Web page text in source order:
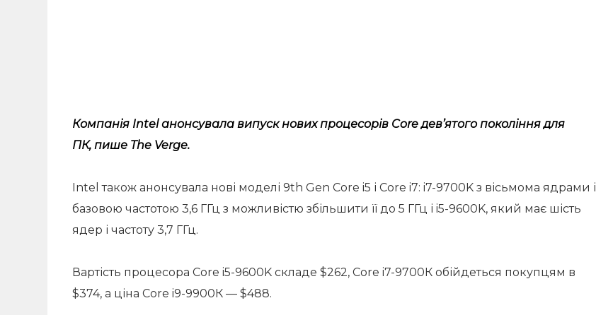
Компанія Intel анонсувала випуск нових процесорів Core дев’ятого покоління для
ПК, пише The Verge.
Intel також анонсувала нові моделі 9th Gen Core i5 і Core i7: i7-9700K з вісьмома ядрами і
базовою частотою 3,6 ГГц з можливістю збільшити її до 5 ГГц і i5-9600K, який має шість
ядер і частоту 3,7 ГГц.
Вартість процесора Core i5-9600K складе $262, Core i7-9700К обійдеться покупцям в
$374, а ціна Core i9-9900К — $488.